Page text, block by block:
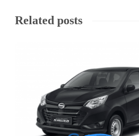
Related posts